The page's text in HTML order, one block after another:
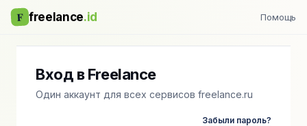
F freelance.id Помощь
Вход в Freelance
Один аккаунт для всех сервисов freelance.ru
Забыли пароль?